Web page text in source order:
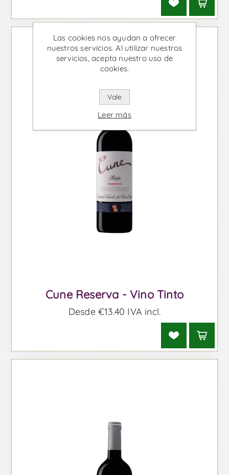
Cune Reserva - Vino Tinto
Desde €13,40 IVA incl.
Las cookies nos ayudan a ofrecer
nuestros servicios. Al utilizar nuestros
servicios, acepta nuestro uso de
cookies.
Vale
Leer más